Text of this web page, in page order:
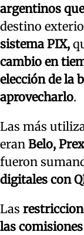
argentinos
destino
sistema PIX,
cambio en
elección de la
aprovecharlo.
Las más
eran Belo,
fueron
digitales con
Las
las